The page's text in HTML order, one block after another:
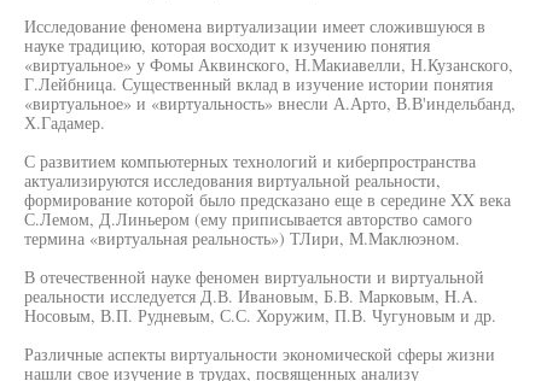
Исследование феномена виртуализации имеет сложившуюся в
науке традицию, которая восходит к изучению понятия
«виртуальное» у Фомы Аквинского, Н.Макиавелли, Н.Кузанского,
Г.Лейбница. Существенный вклад в изучение истории понятия
«виртуальное» и «виртуальность» внесли А.Арто, В.В'индельбанд,
Х.Гадамер.
С развитием компьютерных технологий и киберпространства
актуализируются исследования виртуальной реальности,
формирование которой было предсказано еще в середине XX века
С.Лемом, Д.Линьером (ему приписывается авторство самого
термина «виртуальная реальность») ТЛири, М.Маклюэном.
В отечественной науке феномен виртуальности и виртуальной
реальности исследуется Д.В. Ивановым, Б.В. Марковым, H.A.
Носовым, В.П. Рудневым, С.С. Хоружим, П.В. Чугуновым и др.
Различные аспекты виртуальности экономической сферы жизни
нашли свое изучение в трудах, посвященных анализу